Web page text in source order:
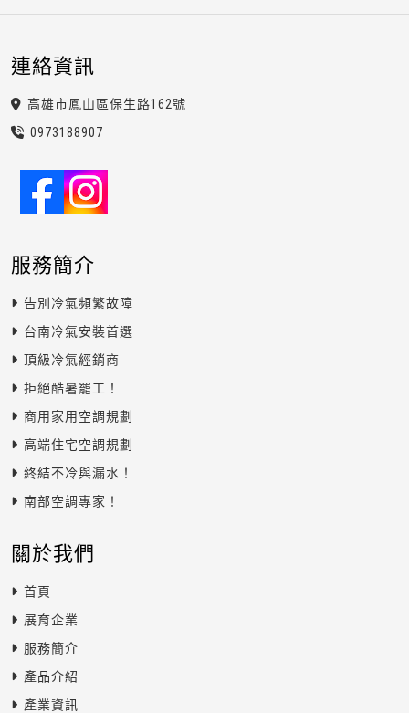
關於我們
首頁
展育企業
服務簡介
產品介紹
產業資訊
服務簡介
告別冷氣頻繁故障
台南冷氣安裝首選
頂級冷氣經銷商
拒絕酷暑罷工！
商用家用空調規劃
高端住宅空調規劃
終結不冷與漏水！
南部空調專家！
連絡資訊
高雄市鳳山區保生路162號
09731 88907